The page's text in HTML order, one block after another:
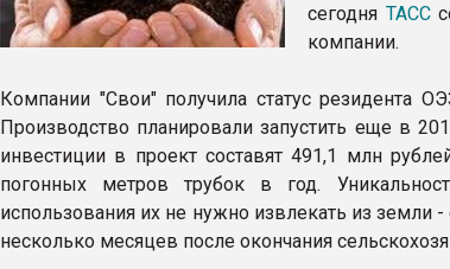
сегодня ТАСС
компании.
Компании "Свои" получила статус резидента
Производство планировали запустить еще в
инвестиции в проект составят 491,1 млн
погонных метров трубок в год.
использования их не нужно извлекать из земли
несколько месяцев после окончания